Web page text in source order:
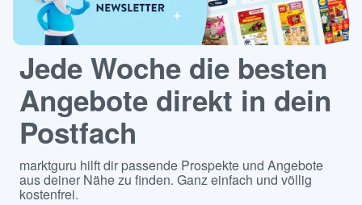
Jede Woche die besten
Angebote direkt in dein
Postfach
marktguru hilft dir passende Prospekte und Angebote
aus deiner Nähe zu finden. Ganz einfach und völlig
kostenfrei.